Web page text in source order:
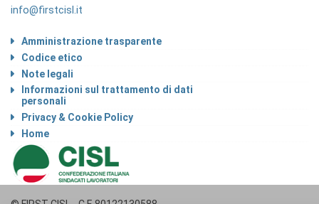
info@firstcisl.it
Amministrazione trasparente
Codice etico
Note legali
Informazioni sul trattamento di dati
personali
Privacy & Cookie Policy
Home